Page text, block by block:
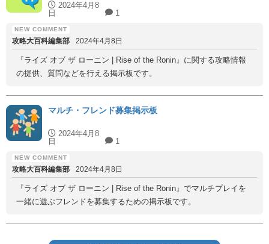
2024年4月8
日
1
攻略大百科編集部 2024年4月8日
『ライズ オブ ザ ローニン | Rise of the Ronin』に関する攻略情報
の提供、質問などを行える掲示板です。
マルチ・フレンド募集掲示板
2024年4月8
日
1
攻略大百科編集部 2024年4月8日
『ライズ オブ ザ ローニン | Rise of the Ronin』でマルチプレイを
一緒に遊ぶフレンドを募集するための掲示板です。